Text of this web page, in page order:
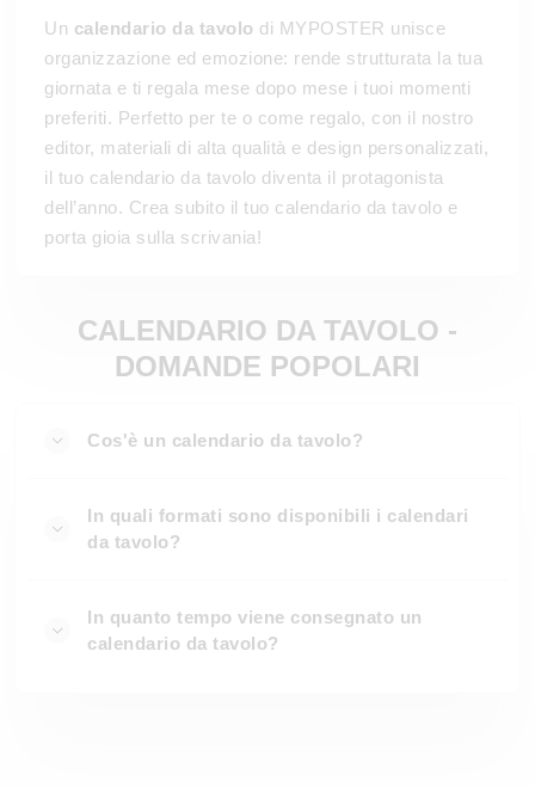
Un calendario da tavolo di MYPOSTER unisce
organizzazione ed emozione: rende strutturata la tua
giornata e ti regala mese dopo mese i tuoi momenti
preferiti. Perfetto per te o come regalo, con il nostro
editor, materiali di alta qualità e design personalizzati,
il tuo calendario da tavolo diventa il protagonista
dell’anno. Crea subito il tuo calendario da tavolo e
porta gioia sulla scrivania!
CALENDARIO DA TAVOLO -
DOMANDE POPOLARI
Cos'è un calendario da tavolo?
In quali formati sono disponibili i calendari
da tavolo?
In quanto tempo viene consegnato un
calendario da tavolo?